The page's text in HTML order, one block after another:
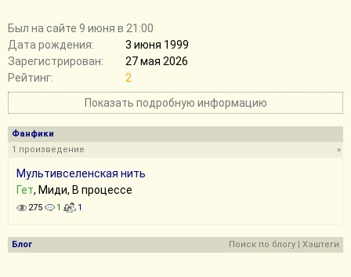
Был на сайте 9 июня в 21:00
Дата рождения:
3 июня 1999
Зарегистрирован:
27 мая 2026
Рейтинг:
2
Показать подробную информацию
Фанфики
1 произведение
»
Мультивселенская нить
Гет, Миди, В процессе
275 1 1
Блог Поиск по блогу | Хэштеги